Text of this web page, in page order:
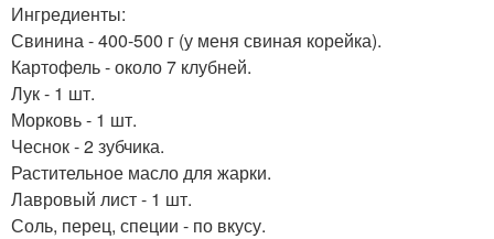
Ингредиенты:
Свинина - 400-500 г (у меня свиная корейка).
Картофель - около 7 клубней.
Лук - 1 шт.
Морковь - 1 шт.
Чеснок - 2 зубчика.
Растительное масло для жарки.
Лавровый лист - 1 шт.
Соль, перец, специи - по вкусу.